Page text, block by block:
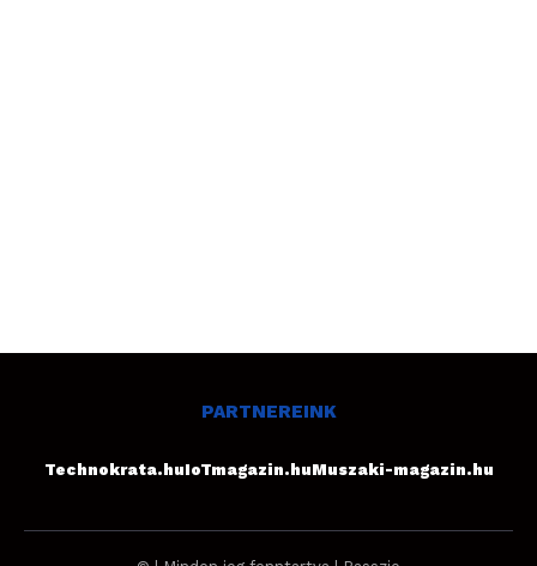
PARTNEREINK
Technokrata.huIoTmagazin.huMuszaki-magazin.hu